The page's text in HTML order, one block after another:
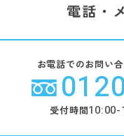
電話・
お電話でのお問い
受付時間10:00-